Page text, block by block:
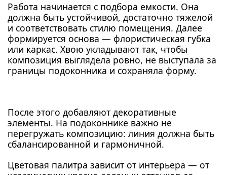
Работа начинается с подбора емкости. Она
должна быть устойчивой, достаточно тяжелой
и соответствовать стилю помещения. Далее
формируется основа — флористическая губка
или каркас. Хвою укладывают так, чтобы
композиция выглядела ровно, не выступала за
границы подоконника и сохраняла форму.
После этого добавляют декоративные
элементы. На подоконнике важно не
перегружать композицию: линия должна быть
сбалансированной и гармоничной.
Цветовая палитра зависит от интерьера — от